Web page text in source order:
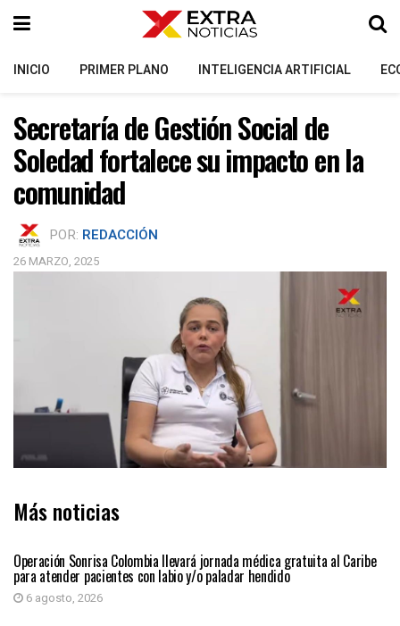
INICIO PRIMER PLANO INTELIGENCIA ARTIFICIAL
Secretaría de Gestión Social de
Soledad fortalece su impacto en la
comunidad
POR: REDACCIÓN
26 MARZO, 2025
Más noticias
Operación Sonrisa Colombia llevará jornada médica gratuita al Caribe
para atender pacientes con labio y/o paladar hendido
6 agosto, 2026
PRIMER PLANO